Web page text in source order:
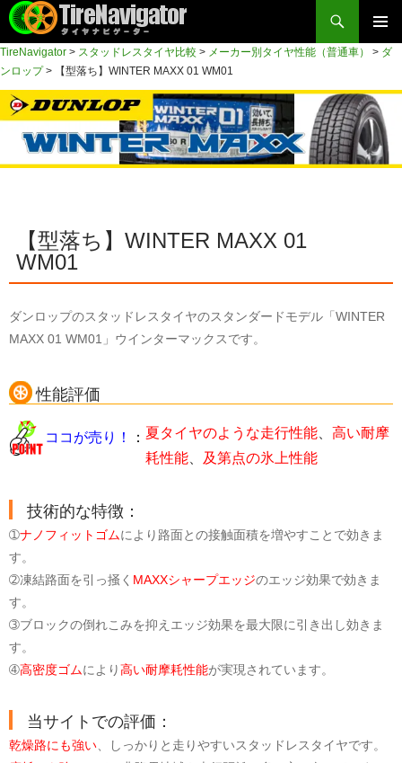
TireNavigator
検
索
メイン
ー
コ
ン
ン
ス
TireNavigator > スタッドレスタイヤ比較 > メーカー別タイヤ性能（普通車） > ダ
ンロップ> 【型落ち】WINTER MAXX 01 WM01
【型落ち】WINTER MAXX 01
WM01
ダンロップのスタッドレスタイヤのスタンダードモデル「WINTER
MAXX 01 WM01」ウインターマックスです。
性能評価
ココが売り！ ： 夏タイヤのような走行性能
高い耐摩
耗性能
及第点の氷上性能
技術的な特徴：
➀ナノフィットゴムにより路面との接触面積を増やすことで効きま
す。
➁凍結路面を引っ掻く MAXXシャープエッジのエッジ効果で効きま
す。
➂ブロックの倒れこみを抑えエッジ効果を最大限に引き出し効きま
す。
➃高密度ゴムにより高い耐摩耗性能が実現されています。
当サイトでの評価：
乾燥路にも強い 、しっかりと走りやすいスタッドレスタイヤです。